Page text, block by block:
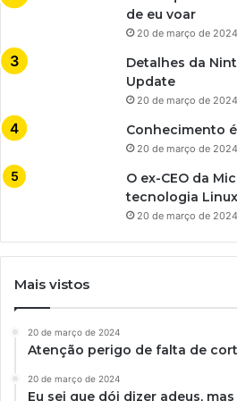
de eu voar
20 de março de 2024
Detalhes da
Update
20 de março de 2024
Conhecimento
20 de março de 2024
O ex-CEO da
tecnologia Linux
20 de março de 2024
Mais vistos
20 de março de 2024
Atenção perigo de falta de
20 de março de 2024
Eu sei que dói dizer adeus,